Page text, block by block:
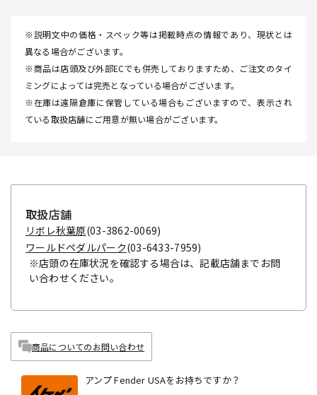
※説明文中の価格・スペック等は掲載時点の情報であり、現状とは
異なる場合がございます。
※商品は店頭及び外部ECでも併売しておりますため、ご注文のタイ
ミングによっては完売となっている場合がございます。
※在庫は遠隔倉庫に保管している場合もございますので、表示され
ている取扱店舗にご用意が無い場合がございます。
取扱店舗
リボレ秋葉原(03-3862-0069)
ワールドペダルパーク(03-6433-7959)
※店頭の在庫状況を確認する場合は、記載店舗までお問
い合わせください。
商品についてのお問い合わせ
アンプ Fender USAをお持ちですか？